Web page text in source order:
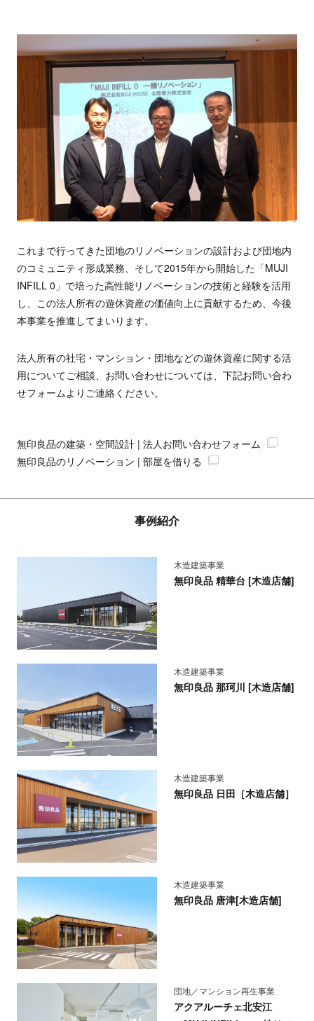
これまで行ってきた団地のリノベーションの設計および団地内
のコミュニティ形成業務、そして2015年から開始した「MUJI
INFILL 0」で培った高性能リノベーションの技術と経験を活用
し、この法人所有の遊休資産の価値向上に貢献するため、今後
本事業を推進してまいります。
法人所有の社宅・マンション・団地などの遊休資産に関する活
用についてご相談、お問い合わせについては、下記お問い合わ
せフォームよりご連絡ください。
無印良品の建築・空間設計 | 法人お問い合わせフォーム
無印良品のリノベーション | 部屋を借りる
事例紹介
木造建築事業
無印良品 精華台 [木造店舗]
木造建築事業
無印良品 那珂川 [木造店舗]
木造建築事業
無印良品 日田［木造店舗］
木造建築事業
無印良品 唐津[木造店舗]
団地／マンション再生事業
アクアルーチェ北安江